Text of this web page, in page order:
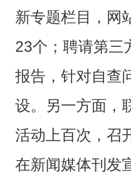
新专题栏目，网
23个；聘请第三
报告，针对自查
设。另一方面，
活动上百次，召
在新闻媒体刊发